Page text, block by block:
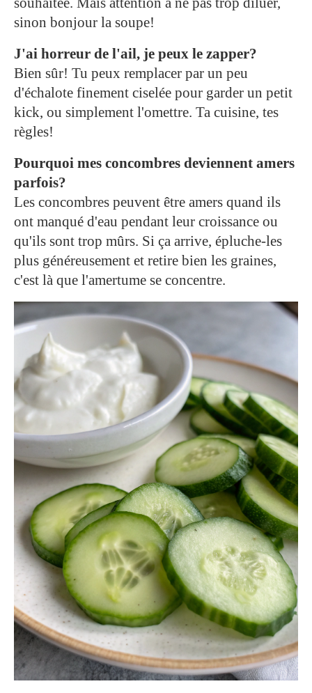
sinon bonjour la soupe!
J'ai horreur de l'ail, je peux le zapper?
Bien sûr! Tu peux remplacer par un peu
d'échalote finement ciselée pour garder un petit
kick, ou simplement l'omettre. Ta cuisine, tes
règles!
Pourquoi mes concombres deviennent amers
parfois?
Les concombres peuvent être amers quand ils
ont manqué d'eau pendant leur croissance ou
qu'ils sont trop mûrs. Si ça arrive, épluche-les
plus généreusement et retire bien les graines,
c'est là que l'amertume se concentre.